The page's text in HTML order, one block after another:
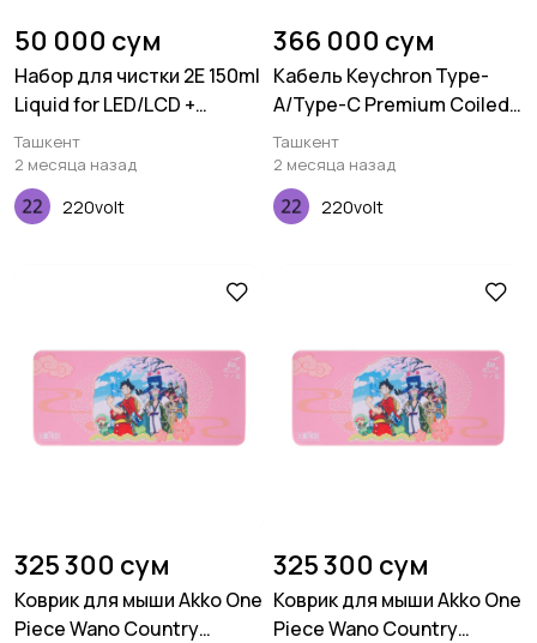
50 000 сум
Набор для чистки 2E 150ml
Liquid for LED/LCD +
салфетка, 15X15 см
Ташкент
2 месяца назад
220volt
366 000 сум
Кабель Keychron Type-
A/Type-C Premium Coiled
Aviator, Cable-Straight,
Purple
Ташкент
2 месяца назад
220volt
325 300 сум
Коврик для мыши Akko One
Piece Wano Country
325 300 сум
Коврик для мыши Akko One
Piece Wano Country